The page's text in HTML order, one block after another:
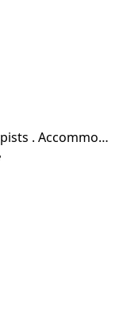
Luxurious environment . Skillful therapists . Accommodating staff . Highest grade organic products, u200b, Bring the expertise of the apothecary and our holistic approach to health and beauty to people and communities. We use natural and unique ways to enhance total body wellness, energy, and pleasure which lead to the healthy life style.,, Do to others what you would others do to you., Build meaningful relationships. Create connections., Distinctive service.,, From the latin word levis which means "light, not heavy". English words for the Latin word Levo are relax, soothe, minify., u200b, Unwind . Connected . Warm